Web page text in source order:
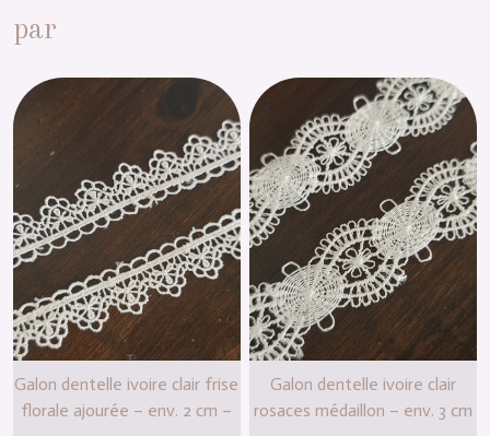
par
Galon dentelle ivoire clair frise
florale ajourée – env. 2 cm –
Galon dentelle ivoire clair
rosaces médaillon – env. 3 cm